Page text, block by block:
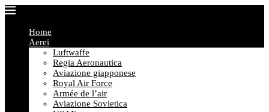
Home
Aerei
Luftwaffe
Regia Aeronautica
Aviazione giapponese
Royal Air Force
Armée de l’air
Aviazione Sovietica